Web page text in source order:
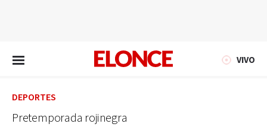
VIVO
DEPORTES
Pretemporada rojinegra